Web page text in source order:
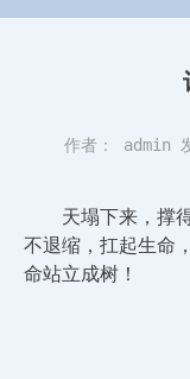
作者： admin
天塌下来，撑
不退缩，扛起生命
命站立成树！